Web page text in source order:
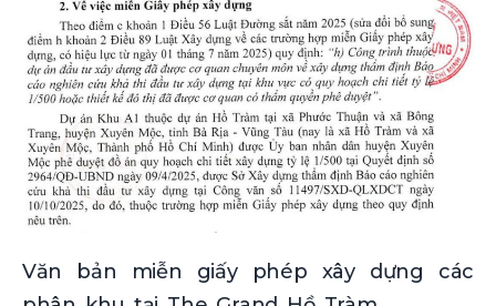
Văn bản miễn giấy phép xây dựng các